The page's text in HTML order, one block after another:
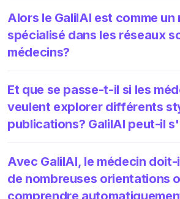
Alors le GalilAI est comme
spécialisé dans les réseaux
médecins?
Et que se passe-t-il si les
veulent explorer différents
publications? GalilAI peut-il
Avec GalilAI, le médecin
de nombreuses orientations
comprendre